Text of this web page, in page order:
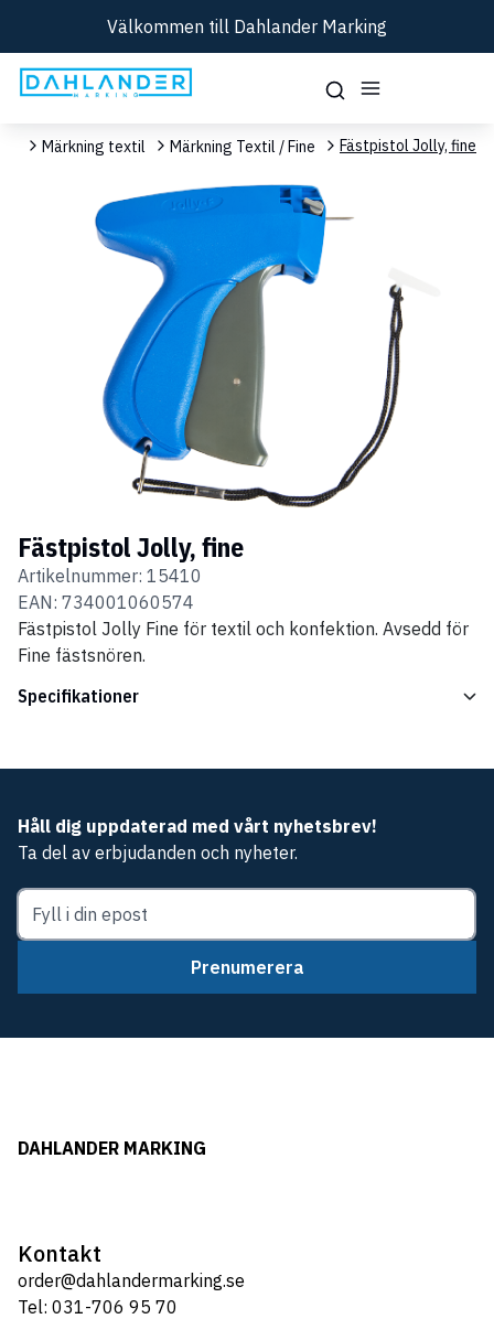
Välkommen till Dahlander Marking
Märkning textil Märkning Textil / Fine Fästpistol Jolly, fine
Fästpistol Jolly, fine
Artikelnummer: 15410
EAN: 734001060574
Fästpistol Jolly Fine för textil och konfektion. Avsedd för
Fine fästsnören.
Specifikationer
Håll dig uppdaterad med vårt nyhetsbrev!
Ta del av erbjudanden och nyheter.
Prenumerera
DAHLANDER MARKING
Kontakt
order@dahlandermarking.se
Tel: 031-706 95 70